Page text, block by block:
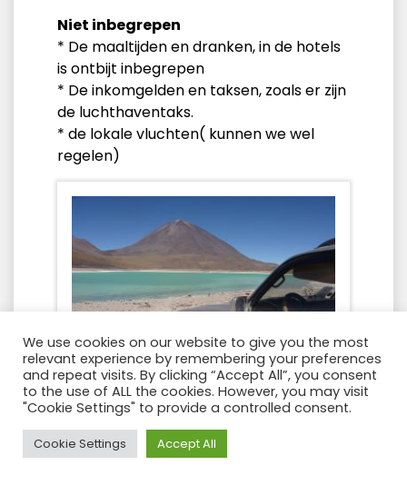
Niet inbegrepen
* De maaltijden en dranken, in de hotels
is ontbijt inbegrepen
* De inkomgelden en taksen, zoals er zijn
de luchthaventaks.
* de lokale vluchten( kunnen we wel
regelen)
vele hoogtepunten in 1 reis
We use cookies on our website to give you the most
relevant experience by remembering your preferences
and repeat visits. By clicking “Accept All”, you consent
to the use of ALL the cookies. However, you may visit
"Cookie Settings" to provide a controlled consent.
Cookie Settings Accept All